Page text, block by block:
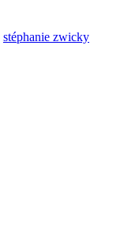
stéphanie zwicky